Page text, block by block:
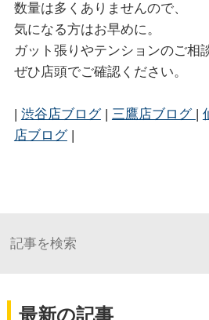
数量は多くありませんので、
気になる方はお早めに。
ガット張りやテンションのご相
ぜひ店頭でご確認ください。
| 渋谷店ブログ| 三鷹店ブログ |
店ブログ|
最新の記事